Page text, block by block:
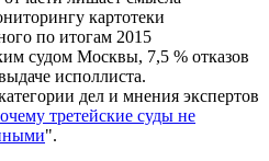
картотеки
по итогам 2015
судом Москвы, 7,5 % отказов
исполлиста.
дел и мнения экспертов
третейские суды не
".